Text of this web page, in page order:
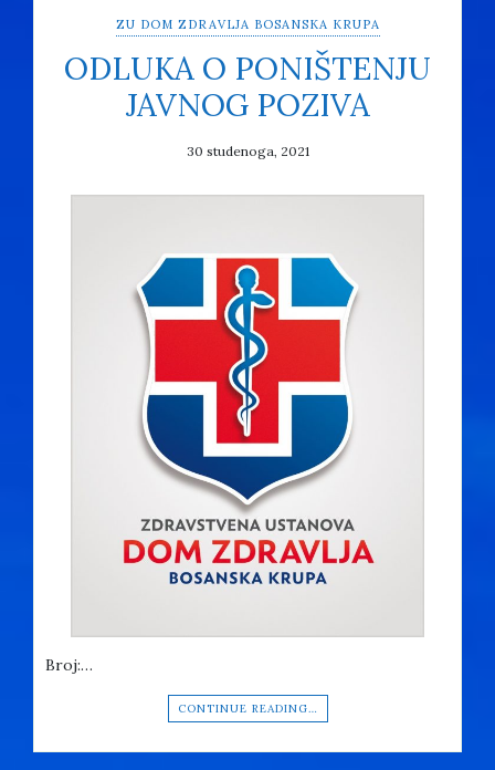
ZU DOM ZDRAVLJA BOSANSKA KRUPA
ODLUKA O PONIŠTENJU
JAVNOG POZIVA
30 studenoga, 2021
Broj:…
CONTINUE READING…